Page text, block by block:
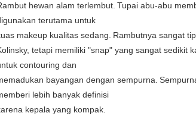
hewan alam terlembut. Tupai abu-abu
terutama untuk
makeup kualitas sedang. Rambutnya sangat
tetapi memiliki "snap" yang sangat sedikit
contouring dan
bayangan dengan sempurna.
lebih banyak definisi
kepala yang kompak.